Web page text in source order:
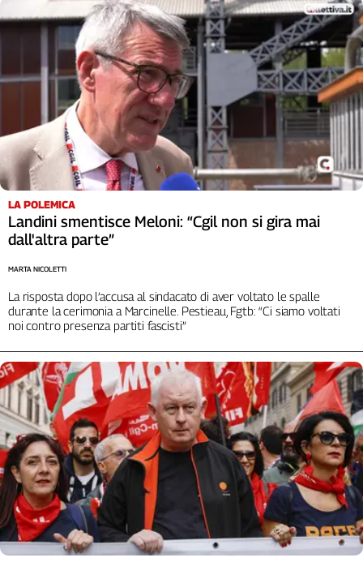
LA POLEMICA
Landini smentisce Meloni: “Cgil non si gira mai
dall'altra parte”
La risposta dopo l’accusa al sindacato di aver voltato le spalle
durante la cerimonia a Marcinelle. Pestieau, Fgtb: “Ci siamo voltati
noi contro presenza partiti fascisti”
MARTA NICOLETTI